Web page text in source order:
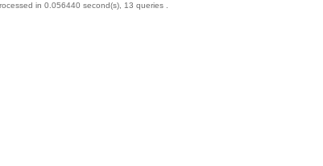
in 0.056440 second(s), 13 queries .